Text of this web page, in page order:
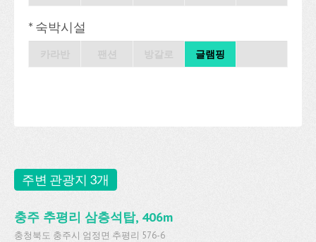
* 숙박시설
글램핑
주변 관광지 3개
충주 추평리 삼층석탑, 406m
충청북도 충주시 엄정면 추평리 576-6